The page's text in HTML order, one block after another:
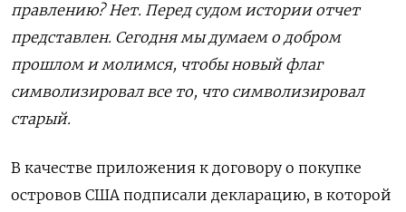
правлению? Нет. Перед судом истории отчет
представлен. Сегодня мы думаем о добром
прошлом и молимся, чтобы новый флаг
символизировал все то, что символизировал
старый.
В качестве приложения к договору о покупке
островов США подписали декларацию, в которой